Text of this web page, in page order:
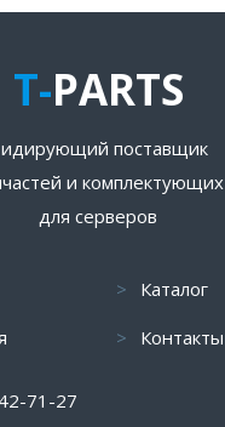
T-PARTS
поставщик
и комплектующих
для серверов
Каталог
Контакты
71-27